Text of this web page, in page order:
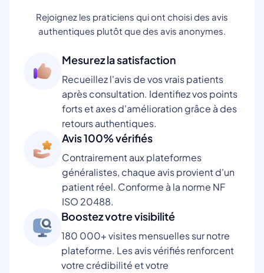
Rejoignez les praticiens qui ont choisi des avis
authentiques plutôt que des avis anonymes.
Mesurez la satisfaction
Recueillez l'avis de vos vrais patients
après consultation. Identifiez vos points
forts et axes d'amélioration grâce à des
retours authentiques.
Avis 100% vérifiés
Contrairement aux plateformes
généralistes, chaque avis provient d'un
patient réel. Conforme à la norme NF
ISO 20488.
Boostez votre visibilité
180 000+ visites mensuelles sur notre
plateforme. Les avis vérifiés renforcent
votre crédibilité et votre